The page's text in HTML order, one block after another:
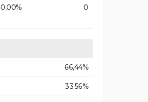
0,00% 0
66,44%
33,56%